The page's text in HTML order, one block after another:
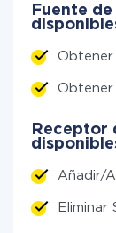
Fuente
Obtener
Obtener
Receptor
Añadir/
Eliminar